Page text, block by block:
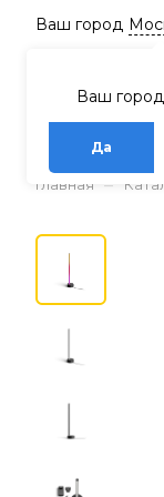
Ваш город
Да
Ваш город
Главная –